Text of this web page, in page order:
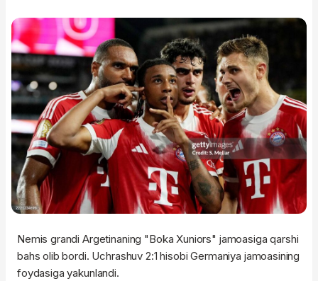
Nemis grandi Argetinaning "Boka Xuniors" jamoasiga qarshi
bahs olib bordi. Uchrashuv 2:1 hisobi Germaniya jamoasining
foydasiga yakunlandi.